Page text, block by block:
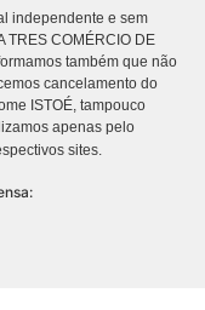
independente e sem
TRES COMÉRCIO DE
também que não
cancelamento do
ISTOÉ, tampouco
apenas pelo
sites.